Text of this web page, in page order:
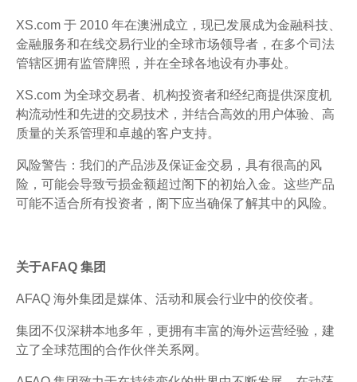
XS.com 于 2010 年在澳洲成立，现已发展成为金融科技、
金融服务和在线交易行业的全球市场领导者，在多个司法
管辖区拥有监管牌照，并在全球各地设有办事处。
XS.com 为全球交易者、机构投资者和经纪商提供深度机
构流动性和先进的交易技术，并结合高效的用户体验、高
质量的关系管理和卓越的客户支持。
风险警告：我们的产品涉及保证金交易，具有很高的风
险，可能会导致亏损金额超过阁下的初始入金。这些产品
可能不适合所有投资者，阁下应当确保了解其中的风险。
关于AFAQ 集团
AFAQ 海外集团是媒体、活动和展会行业中的佼佼者。
集团不仅深耕本地多年，更拥有丰富的海外运营经验，建
立了全球范围的合作伙伴关系网。